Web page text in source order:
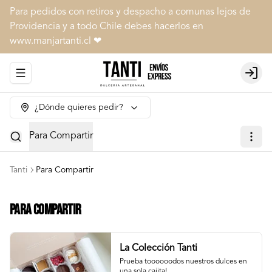
Para pedidos con retiros y despacho a comunas lejos de
Providencia y a todo Chile debes hacerlos en
www.manjartanti.cl ❤
Abrir menu de navegación Login
¿Dónde quieres pedir?
Para Compartir
Tanti Para Compartir
Para Compartir
La Colección Tanti
Prueba toooooodos nuestros dulces en